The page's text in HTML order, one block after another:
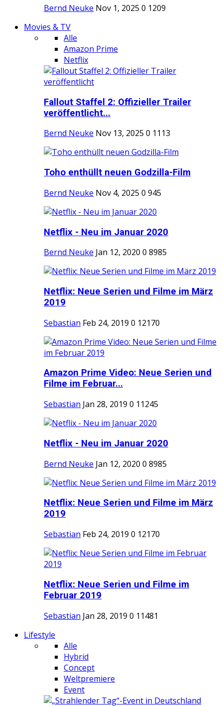
Bernd Neuke Nov 1, 2025 0 1209
Movies & TV
Alle
Amazon Prime
Netflix
Fallout Staffel 2: Offizieller Trailer
veröffentlicht...
Bernd Neuke Nov 13, 2025 0 1113
Toho enthüllt neuen Godzilla-Film
Bernd Neuke Nov 4, 2025 0 945
Netflix - Neu im Januar 2020
Bernd Neuke Jan 12, 2020 0 8985
Netflix: Neue Serien und Filme im März
2019
Sebastian Feb 24, 2019 0 12170
Amazon Prime Video: Neue Serien und
Filme im Februar...
Sebastian Jan 28, 2019 0 11245
Netflix - Neu im Januar 2020
Bernd Neuke Jan 12, 2020 0 8985
Netflix: Neue Serien und Filme im März
2019
Sebastian Feb 24, 2019 0 12170
Netflix: Neue Serien und Filme im
Februar 2019
Sebastian Jan 28, 2019 0 11481
Lifestyle
Alle
Hybrid
Concept
Weltpremiere
Event